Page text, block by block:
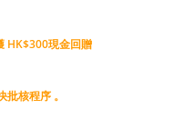
HK$300現金回贈
核程序 。